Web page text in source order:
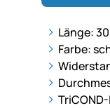
Länge:
Farbe: